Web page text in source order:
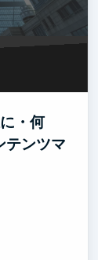
・何
テンツマ